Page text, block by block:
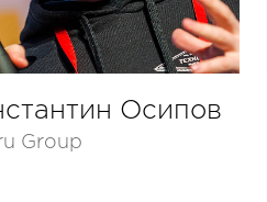
Осипов
Group